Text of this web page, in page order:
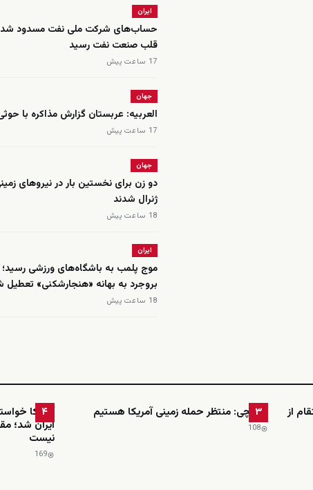
ایران
حساب‌های شرکت ملی نفت مسدود شد؛
قلب صنعت نفت رسید
17 ساعت پیش
جهان
العربیه: عربستان گزارش مذاکره با
17 ساعت پیش
جهان
دو زن برای نخستین بار در نیروهای
ژنرال شدند
18 ساعت پیش
ایران
موج پلمب به باشگاه‌های ورزشی رسید؛
بروجرد به بهانه «هنجارشکنی» تعطیل
18 ساعت پیش
از
۳
عراقچی: منتظر حمله زمینی آمریکا هستیم
108
۴
آمریکا
ایران شد؛
نیست
169